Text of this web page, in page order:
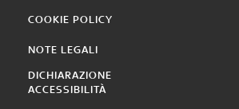
COOKIE POLICY
NOTE LEGALI
DICHIARAZIONE
ACCESSIBILITÀ